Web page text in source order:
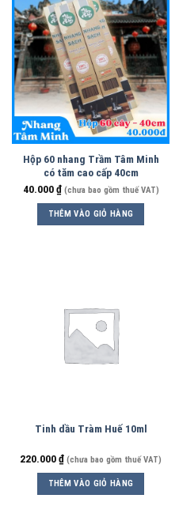
Hộp 60 nhang Trầm Tâm Minh
có tăm cao cấp 40cm
40.000₫ (chưa bao gồm thuế VAT)
THÊM VÀO GIỎ HÀNG
Tinh dầu Tràm Huế 10ml
220.000₫ (chưa bao gồm thuế VAT)
THÊM VÀO GIỎ HÀNG